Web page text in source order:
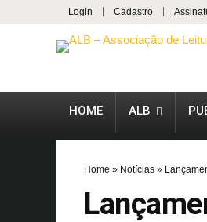
Login Cadastro
HOME ALB
Home » Notícias »